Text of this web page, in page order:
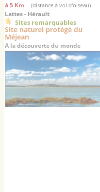
à 5 Km (distance à vol d'oiseau)
Lattes - Hérault
Sites remarquables
Site naturel protégé du
Méjean
A la découverte du monde
lagunaire languedocien